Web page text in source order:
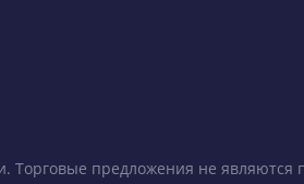
Торговые предложения не являются